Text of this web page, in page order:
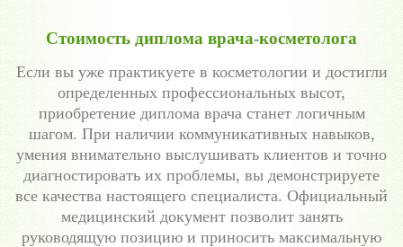
Стоимость диплома врача-косметолога
Если вы уже практикуете в косметологии и достигли
определенных профессиональных высот,
приобретение диплома врача станет логичным
шагом. При наличии коммуникативных навыков,
умения внимательно выслушивать клиентов и точно
диагностировать их проблемы, вы демонстрируете
все качества настоящего специалиста. Официальный
медицинский документ позволит занять
руководящую позицию и приносить максимальную